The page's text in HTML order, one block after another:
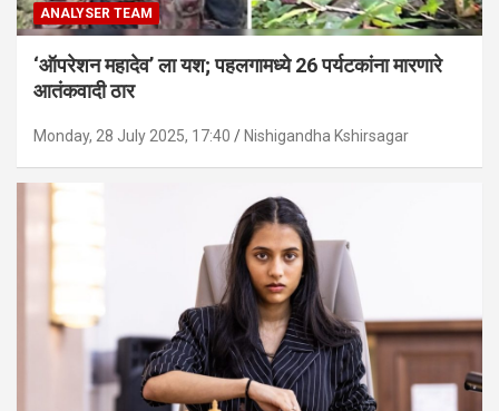
ANALYSER TEAM
‘ऑपरेशन महादेव’ ला यश; पहलगामध्ये 26 पर्यटकांना मारणारे
आतंकवादी ठार
Monday, 28 July 2025, 17:40 Nishigandha Kshirsagar